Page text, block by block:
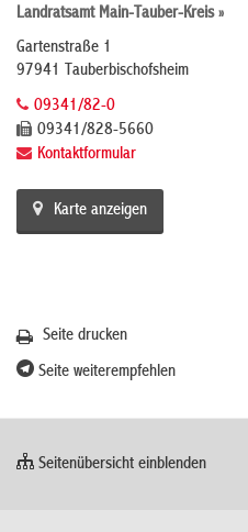
Landratsamt Main-Tauber-Kreis »
Gartenstraße 1
97941 Tauberbischofsheim
09341/82-0
09341/828-5660
Kontaktformular
Karte anzeigen
Seite drucken
Seite weiterempfehlen
Seitenübersicht einblenden